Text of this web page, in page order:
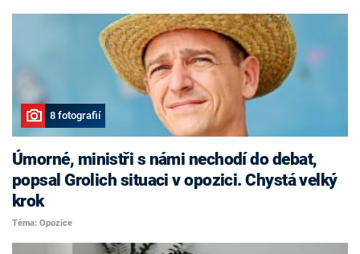
8 fotografií
Úmorné, ministři s námi nechodí do debat,
popsal Grolich situaci v opozici. Chystá velký
krok
Téma: Opozice